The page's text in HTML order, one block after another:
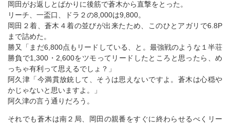
岡田がお返しとばかりに後筋で蒼木から直撃をとった。
リーチ、一盃口、ドラ２の8,000は9,800。
岡田２着、蒼木４着の並びが出来たため、このひとアガリで6.8P
まで詰めた。
勝又「まだ6,800点もリードしている、と。最強戦のような１半荘
勝負で1,300・2,600をツモってリードしたところと思ったら、め
っちゃ有利って思えるでしょ？」
阿久津「今満貫放銃して、そうは思えないですよ。蒼木は心穏や
かじゃないと思いますよ。」
阿久津の言う通りだろう。
それでも蒼木は南２局、岡田の親番をすぐに終わらせるべくリー